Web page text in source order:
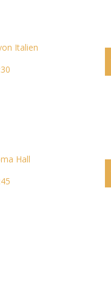
Italien
Hall